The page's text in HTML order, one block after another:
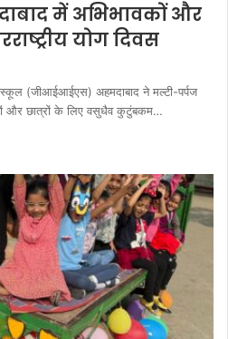
में अभिभावकों और
योग दिवस
(जीआईआईएस) अहमदाबाद ने मल्टी-पर्पज
और छात्रों के लिए वसुधैव कुटुंबकम…